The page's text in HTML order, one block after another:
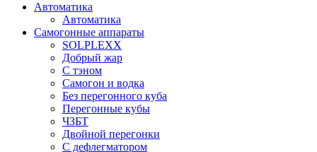
Автоматика
Автоматика
Самогонные аппараты
SOLPLEXX
Добрый жар
С тэном
Самогон и водка
Без перегонного куба
Перегонные кубы
ЧЗБТ
Двойной перегонки
С дефлегматором